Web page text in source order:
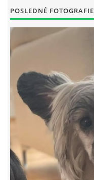
KONTAKT
POSLEDNÉ FOTOGRAFIE